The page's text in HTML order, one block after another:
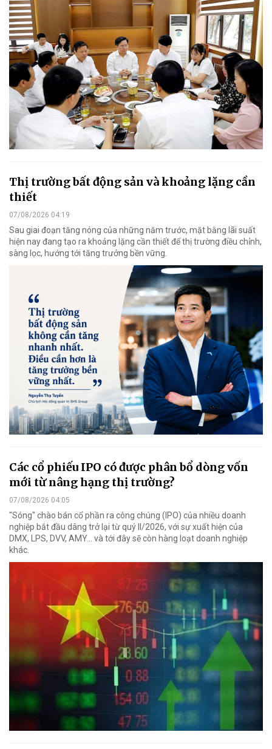
Thị trường bất động sản và khoảng lặng cần
thiết
07/08/2026 04:19
Sau giai đoạn tăng nóng của những năm trước, mặt bằng lãi suất
hiện nay đang tạo ra khoảng lặng cần thiết để thị trường điều chỉnh,
sàng lọc, hướng tới tăng trưởng bền vững.
Các cổ phiếu IPO có được phân bổ dòng vốn
mới từ nâng hạng thị trường?
07/08/2026 04:05
"Sóng" chào bán cổ phần ra công chúng (IPO) của nhiều doanh
nghiệp bắt đầu dâng trở lại từ quý II/2026, với sự xuất hiện của
DMX, LPS, DVV, AMY... và tới đây sẽ còn hàng loạt doanh nghiệp
khác.